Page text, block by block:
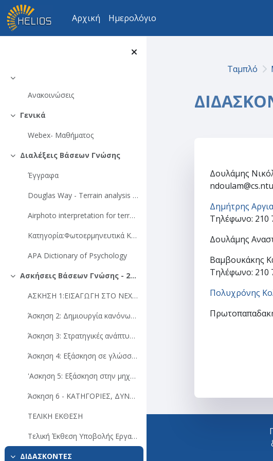
Μετάβαση στο κεντρικό περιεχόμενο
Αρχική
Ημερολόγιο
Σύμπτυξη
Ανακοινώσεις
Σύμπτυξη
Γενικά
Webex- Μαθήματος
Σύμπτυξη
Διαλέξεις Βάσεων Γνώσης
Έγγραφα
Douglas Way - Terrain analysis (chapters 2, 5-12)
Airphoto interpretation for terrain evaluation (chapter-04) - ΕΙΝΑΙ ΑΠΟ LILLESAND AND KIEFER REMOTE SENSING AND IMAGE INTERPRETATION
Κατηγορία:Φωτοερμηνευτικά Κλειδιά
APA Dictionary of Psychology
Σύμπτυξη Ασκήσεις Βάσεων Γνώσης - 2023
ΑΣΚΗΣΗ 1:ΕΙΣΑΓΩΓH ΣΤΟ NEXPERT OBJECT ΜΕ ΥΠΟΔΕΙΓΜΑΤΙΚΗ AΣΚΗΣΗ
Άσκηση 2: Δημιουργία κανόνων παραγωγής – συνδέσεις. Επίβλεψη της παραγωγής κανόνων μέσω λειτουργιών του nexpert object. Επιλογές τρεξίματος και μετασχηματισμοί των υποθέσεων (NEXPERT object)
Άσκηση 3: Στρατηγικές ανάπτυξης βάσης γνώσης. Δημιουργία φιλικού στο χρήστη περιβάλλοντος
Άσκηση 4: Εξάσκηση σε γλώσσα python βιβλιοθήκες μηχανικής μάθησης
'Ασκηση 5: Εξάσκηση στην μηχανική Μάθηση Νο. 2
Άσκηση 6 - ΚΑΤΗΓΟΡΙΕΣ, ΔΥΝΑΜΙΚΑ ΑΝΤΙΚΕΙΜΕΝΑ ΚΑΙ ΙΔΙΟΤΗΤΕΣ ΤΟΥΣ
ΤΕΛΙΚΗ ΕΚΘΕΣΗ
Τελική Έκθεση Υποβολής Εργασιών Τεχνητής Νοημοσύνης- Προθεσμία Υποβολής 9/7/2023
ΔΙΔΑΣΚΟΝΤΕΣ
Ταμπλό
Δουλάμης
Δημήτρης
Τηλέφωνο: 210
Δουλάμης
Βαμβουκάκης
Τηλέφωνο: 210
Πολυχρόνης
Helpdesk
210 772-4433